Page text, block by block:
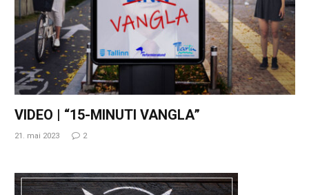
VIDEO | “15-MINUTI VANGLA”
21. mai 2023 2